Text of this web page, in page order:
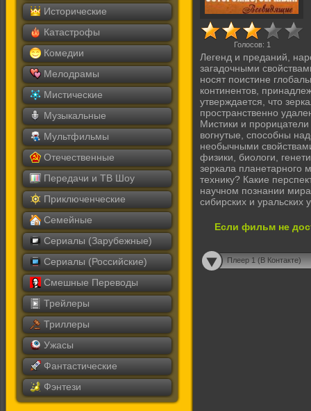
Исторические
Катастрофы
Комедии
Мелодрамы
Мистические
Музыкальные
Мультфильмы
Отечественные
Передачи и ТВ Шоу
Приключенческие
Семейные
Сериалы (Зарубежные)
Сериалы (Российские)
Смешные Переводы
Трейлеры
Триллеры
Ужасы
Фантастические
Фэнтези
Голосов: 1
Легенд и преданий,
загадочными
носят поистине
континентов,
утверждается, что
пространственно
Мистики и
вогнутые, способны
необычными
физики, биологи,
зеркала планетарного
технику? Какие
научном познании
сибирских и уральских
Если фильм не
Плеер 1 (В Контакте)